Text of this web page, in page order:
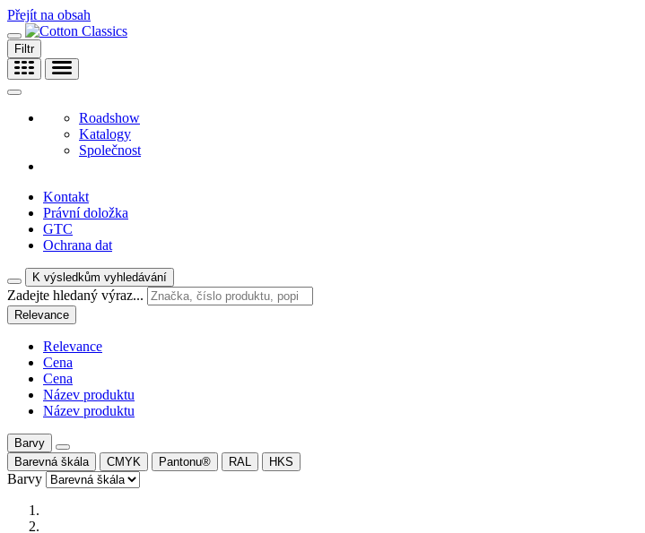
Přejít na obsah
Filtr
Roadshow
Katalogy
Společnost
Kontakt
Právní doložka
GTC
Ochrana dat
K výsledkům vyhledávání
Zadejte hledaný výraz...
Relevance
Relevance
Cena
Cena
Název produktu
Název produktu
Barvy
Barevná škála
CMYK Pantonu® RAL HKS
Barvy